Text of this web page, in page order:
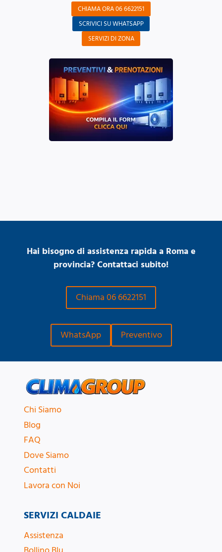
CHIAMA ORA 06 6622151
SCRIVICI SU WHATSAPP
SERVIZI DI ZONA
Hai bisogno di assistenza rapida a Roma e
provincia? Contattaci subito!
Chiama 06 6622151
WhatsApp Preventivo
Chi Siamo
Blog
FAQ
Dove Siamo
Contatti
Lavora con Noi
SERVIZI CALDAIE
Assistenza